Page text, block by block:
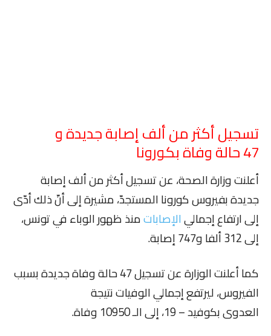
تسجيل أكثر من ألف إصابة جديدة و
47 حالة وفاة بكورونا
أعلنت وزارة الصحة، عن تسجيل أكثر من ألف إصابة
جديدة بفيروس كورونا المستجدّ، مشيرة إلى أنّ ذلك أدّى
إلى ارتفاع إجماليالإصاباتمنذ ظهور الوباء في تونس،
إلى 312 ألفا و747 إصابة.
كما أعلنت الوزارة عن تسجيل 47 حالة وفاة جديدة بسبب
الفيروس، ليرتفع إجمالي الوفيات نتيجة
العدوى بكوفيد – 19، إلى الـ 10950 وفاة.